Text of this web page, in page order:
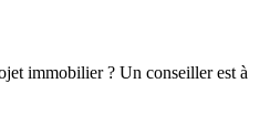
immobilier ? Un conseiller est à